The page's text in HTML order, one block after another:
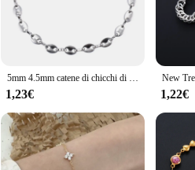
5mm 4.5mm catene di chicchi di caffè in acciaio inossidabile braccialetti Color oro argento naso di maiale con Extender 3cm gioielli di moda Punk Hip Hop
1,23€ 1,22€